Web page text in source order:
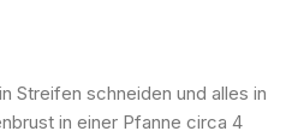
Streifen schneiden und alles in
in einer Pfanne circa 4